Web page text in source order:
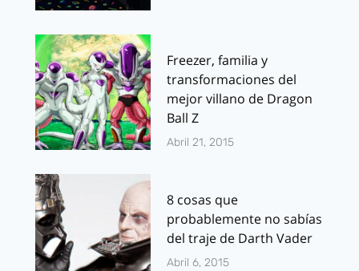
Freezer, familia y
transformaciones del
mejor villano de Dragon
Ball Z
Abril 21, 2015
8 cosas que
probablemente no sabías
del traje de Darth Vader
Abril 6, 2015